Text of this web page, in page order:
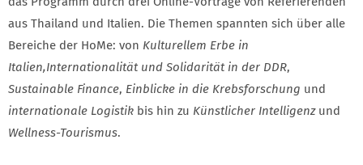
aus Thailand und Italien. Die Themen spannten sich über alle
Bereiche der HoMe: von Kulturellem Erbe in
Italien,Internationalität und Solidarität in der DDR,
Sustainable Finance, Einblicke in die Krebsforschung und
internationale Logistik bis hin zu Künstlicher Intelligenz und
Wellness-Tourismus.